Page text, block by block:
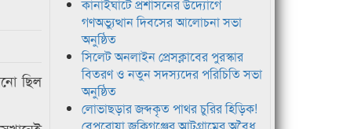
ছিল
কানাইঘাটে প্রশাসনের উদ্যোগে
গণঅভ্যুত্থান দিবসের আলোচনা সভা
অনুষ্ঠিত
সিলেট অনলাইন প্রেসক্লাবের পুরস্কার
বিতরণ ও নতুন সদস্যদের পরিচিতি সভা
অনুষ্ঠিত
লোভাছড়ার জব্দকৃত পাথর চুরির হিড়িক!